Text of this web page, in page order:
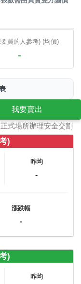
買的人參考) (均價)
-
我要賣出
式場所辦理安全交割
)
昨均
-
漲跌幅
-
)
昨均